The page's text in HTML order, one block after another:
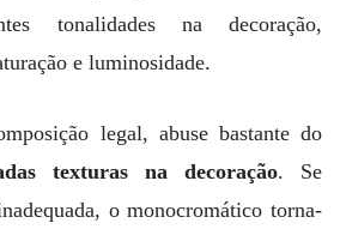
tonalidades na decoração,
e luminosidade.
legal, abuse bastante do
texturas na decoração. Se
o monocromático torna-